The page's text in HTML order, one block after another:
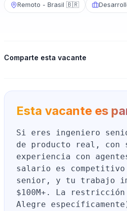
Remoto - Brasil 🇧🇷
Comparte esta vacante
Esta vacante es
Si eres ingeniero
de producto real, con
experiencia con
salario es competitivo
senior, y tu trabajo
$100M+. La
Alegre